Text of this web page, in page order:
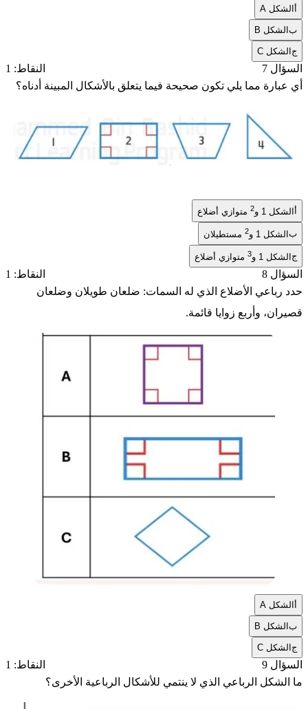
الشكل A
بالشكل B
جالشكل C
السؤال 7
النقاط: 1
أي عبارة مما يلي تكون صحيحة فيما يتعلق بالأشكال المبينة أدناه؟
الشكل 1 و 2متوازي أضلاع
بالشكل 1 و 2مستطيلان
جالشكل 1 و 3متوازي أضلاع
السؤال 8
النقاط: 1
حدد رباعي الأضلاع الذي له السمات: ضلعان طويلان وضلعان
قصيران، وأربع زوايا قائمة.
الشكل A
بالشكل B
جالشكل C
السؤال 9
النقاط: 1
ما الشكل الرباعي الذي لا ينتمي للأشكال الرباعية الأخرى؟